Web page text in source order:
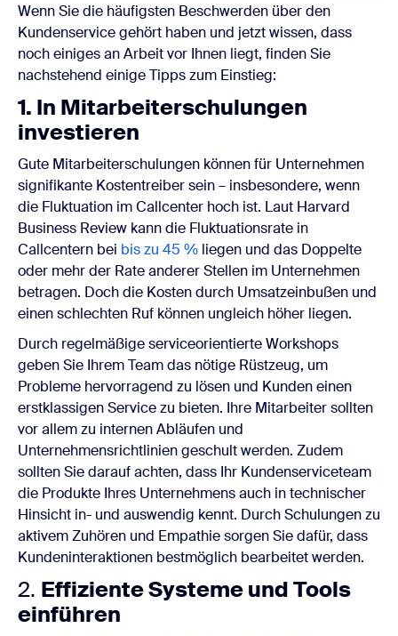
Wenn Sie die häufigsten Beschwerden über den
Kundenservice gehört haben und jetzt wissen, dass
noch einiges an Arbeit vor Ihnen liegt, finden Sie
nachstehend einige Tipps zum Einstieg‎:
1. In Mitarbeiterschulungen
investieren
Gute Mitarbeiterschulungen können für Unternehmen
signifikante Kostentreiber sein – insbesondere, wenn
die Fluktuation im Callcenter hoch ist. Laut Harvard
Business Review kann die Fluktuationsrate in
Callcentern bei bis zu 45 % liegen und das Doppelte
oder mehr der Rate anderer Stellen im Unternehmen
betragen. Doch die Kosten durch Umsatzeinbußen und
einen schlechten Ruf können ungleich höher liegen.
Durch regelmäßige serviceorientierte Workshops
geben Sie Ihrem Team das nötige Rüstzeug, um
Probleme hervorragend zu lösen und Kunden einen
erstklassigen Service zu bieten. Ihre Mitarbeiter sollten
vor allem zu internen Abläufen und
Unternehmensrichtlinien geschult werden. Zudem
sollten Sie darauf achten, dass Ihr Kundenserviceteam
die Produkte Ihres Unternehmens auch in technischer
Hinsicht in- und auswendig kennt. Durch Schulungen zu
aktivem Zuhören und Empathie sorgen Sie dafür, dass
Kundeninteraktionen bestmöglich bearbeitet werden.
2. Effiziente Systeme und Tools
einführen